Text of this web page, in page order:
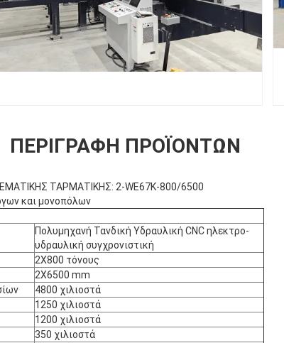
ΠΕΡΙΓΡΑΦΉ ΠΡΟΪΌΝΤΩΝ
ΤΑΡΜΑΤΙΚΗΣ: 2-WE67K-800/6500
και μονοπόλων
Πολυμηχανή Τανδική Υδραυλική CNC ηλεκτρο-
υδραυλική συγχρονιστική
2X800 τόνους
2X6500 mm
4800 χιλιοστά
1250 χιλιοστά
1200 χιλιοστά
350 χιλιοστά